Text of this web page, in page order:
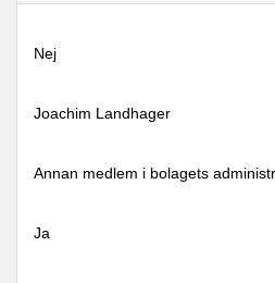
Nej
Joachim Landhager
Annan medlem i bolagets
Ja